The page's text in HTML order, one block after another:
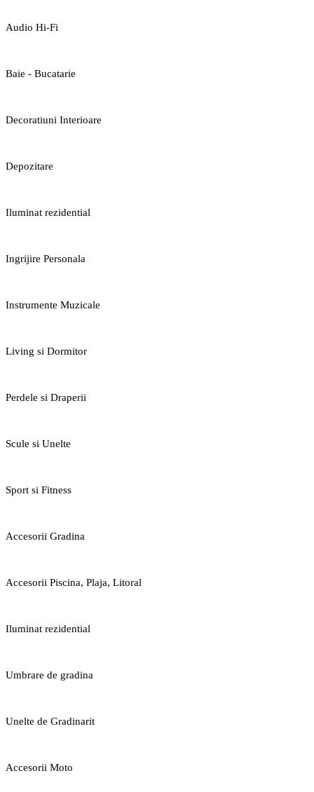
Audio Hi-Fi
Baie - Bucatarie
Decoratiuni Interioare
Depozitare
Iluminat rezidential
Ingrijire Personala
Instrumente Muzicale
Living si Dormitor
Perdele si Draperii
Scule si Unelte
Sport si Fitness
Accesorii Gradina
Accesorii Piscina, Plaja, Litoral
Iluminat rezidential
Umbrare de gradina
Unelte de Gradinarit
Accesorii Moto